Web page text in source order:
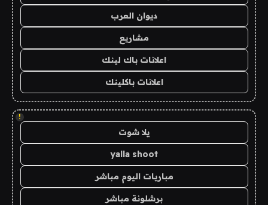
ديوان العرب
مشاريع
اعلانات باك لينك
اعلانات باكلينك
!
يلا شوت
yalla shoot
مباريات اليوم مباشر
برشلونة مباشر